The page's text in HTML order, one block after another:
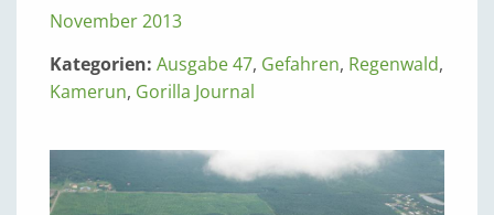
November 2013
Kategorien: Ausgabe 47, Gefahren, Regenwald,
Kamerun, Gorilla Journal